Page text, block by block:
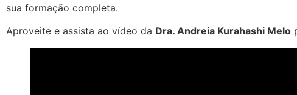
sua formação completa.
Aproveite e assista ao vídeo da Dra. Andreia Kurahashi Melo